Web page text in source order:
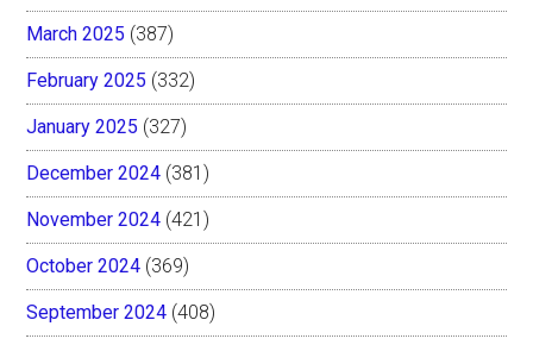
March 2025 (387)
February 2025 (332)
January 2025 (327)
December 2024 (381)
November 2024 (421)
October 2024 (369)
September 2024 (408)